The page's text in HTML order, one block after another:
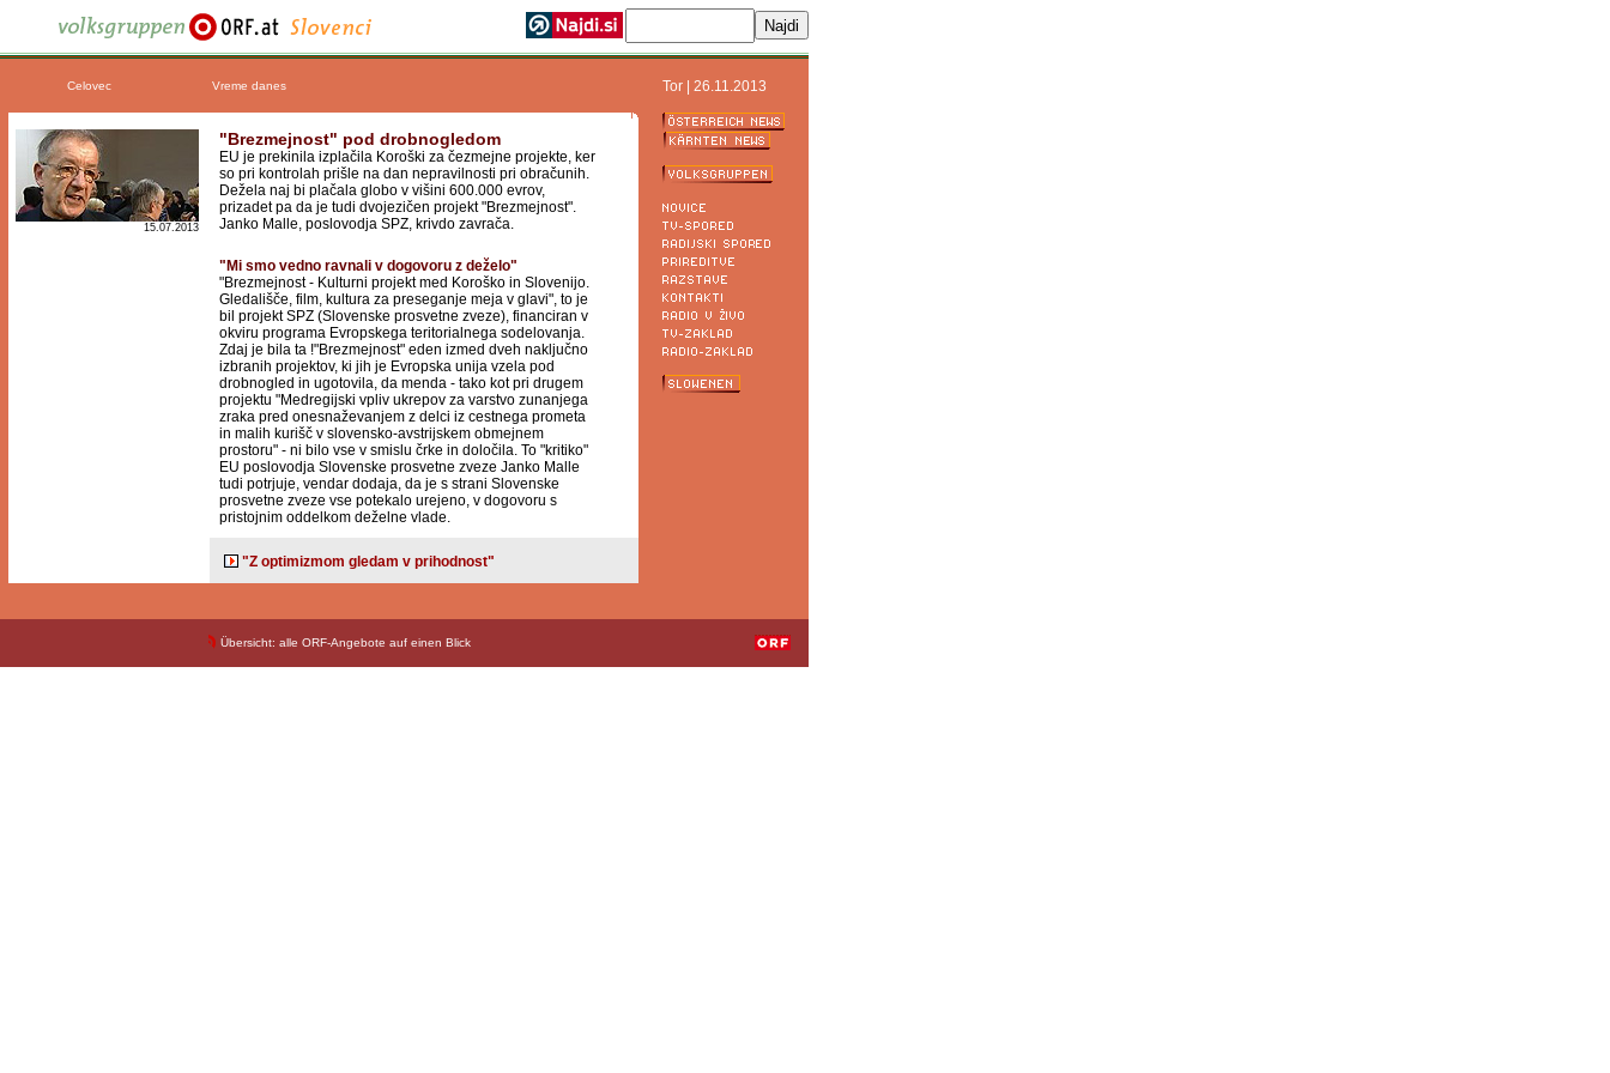
Celovec Vreme danes Tor | 26.11.2013
15.07.2013
"Brezmejnost" pod drobnogledom
EU je prekinila izplačila Koroški za čezmejne projekte, ker
so pri kontrolah prišle na dan nepravilnosti pri obračunih.
Dežela naj bi plačala globo v višini 600.000 evrov,
prizadet pa da je tudi dvojezičen projekt "Brezmejnost".
Janko Malle, poslovodja SPZ, krivdo zavrača.
"Mi smo vedno ravnali v dogovoru z deželo"
"Brezmejnost - Kulturni projekt med Koroško in Slovenijo.
Gledališče, film, kultura za preseganje meja v glavi", to je
bil projekt SPZ (Slovenske prosvetne zveze), financiran v
okviru programa Evropskega teritorialnega sodelovanja.
Zdaj je bila ta !"Brezmejnost" eden izmed dveh naključno
izbranih projektov, ki jih je Evropska unija vzela pod
drobnogled in ugotovila, da menda - tako kot pri drugem
projektu "Medregijski vpliv ukrepov za varstvo zunanjega
zraka pred onesnaževanjem z delci iz cestnega prometa
in malih kurišč v slovensko-avstrijskem obmejnem
prostoru" - ni bilo vse v smislu črke in določila. To "kritiko"
EU poslovodja Slovenske prosvetne zveze Janko Malle
tudi potrjuje, vendar dodaja, da je s strani Slovenske
prosvetne zveze vse potekalo urejeno, v dogovoru s
pristojnim oddelkom deželne vlade.
"Z optimizmom gledam v prihodnost"
Übersicht: alle ORF-Angebote auf einen Blick